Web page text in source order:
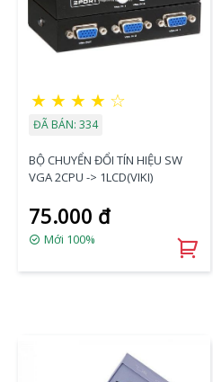
★ ★ ★ ★ ☆
ĐÃ BÁN: 334
BỘ CHUYỂN ĐỔI TÍN HIỆU SW
VGA 2CPU -> 1LCD(VIKI)
75.000 đ
Mới 100%